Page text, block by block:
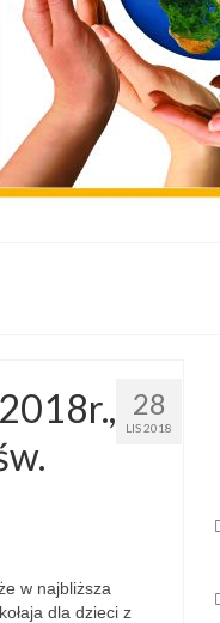
28
LIS 2018
w najbliższa
dla dzieci z